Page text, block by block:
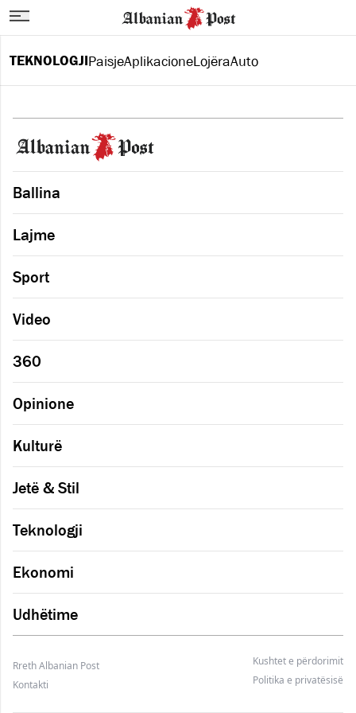
TEKNOLOGJIPaisjeAplikacioneLojëraAuto
Ballina
Lajme
Sport
Video
360
Opinione
Kulturë
Jetë & Stil
Teknologji
Ekonomi
Udhëtime
Rreth Albanian Post
Kushtet e përdorimit
Kontakti
Politika e privatësisë